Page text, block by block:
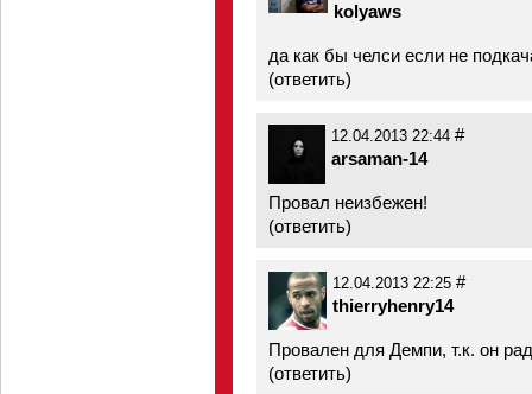
kolyaws
да как бы челси если не
(ответить)
12.04.2013 22:44 #
arsaman-14
Провал неизбежен!
(ответить)
12.04.2013 22:25 #
thierryhenry14
Провален для Демпи, т.к. он
(ответить)